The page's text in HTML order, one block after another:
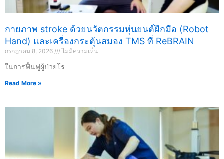
กายภาพ stroke ด้วยนวัตกรรมหุ่นยนต์ฝึกมือ (Robot
Hand) และเครื่องกระตุ้นสมอง TMS ที่ ReBRAIN
กรกฎาคม 8, 2026 ไม่มีความเห็น
ในการฟื้นฟูผู้ป่วยโร
Read More »